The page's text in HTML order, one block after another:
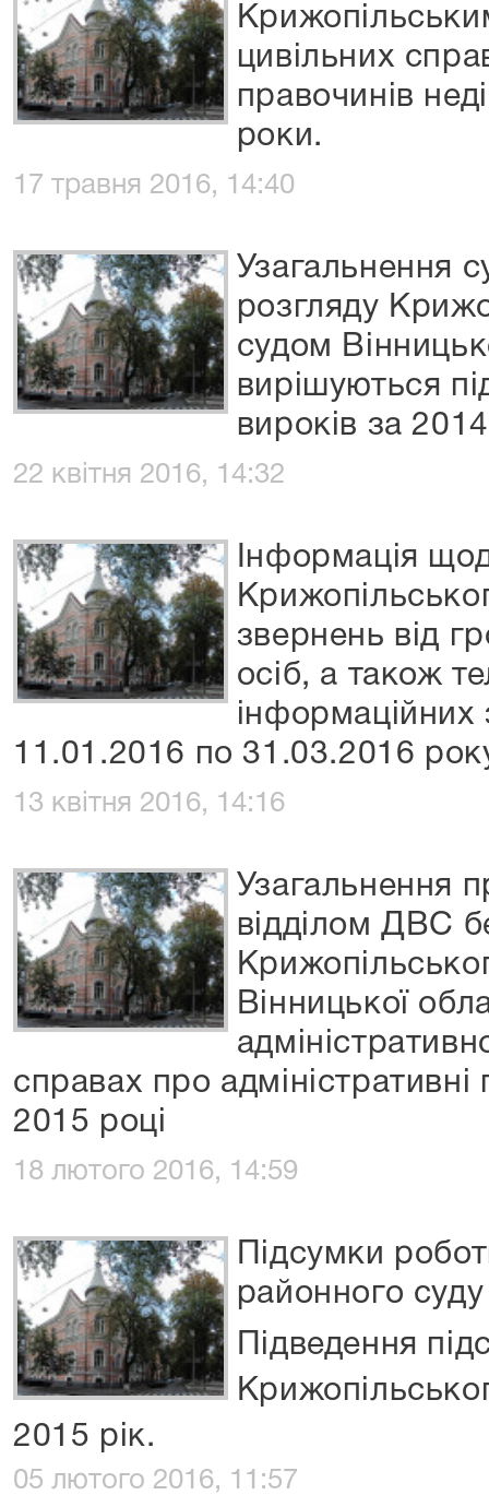
цивільних
правочинів
роки.
17 травня 2016, 14:40
Узагальнення
розгляду
судом
вирішуються
вироків за
22 квітня 2016, 14:32
Інформація
звернень від
осіб, а також
інформаційних
11.01.2016 по 31.03.2016
13 квітня 2016, 14:16
Узагальнення
відділом ДВС
Вінницької
справах про
2015 році
18 лютого 2016, 14:59
Підсумки
районного
Підведення
2015 рік.
05 лютого 2016, 11:57